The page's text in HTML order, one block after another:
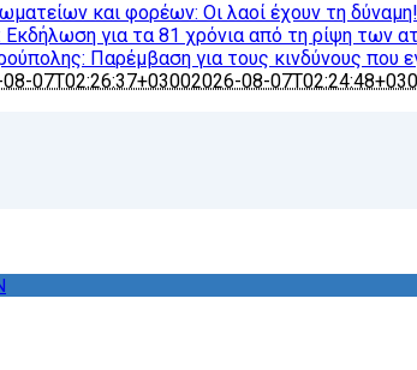
και φορέων: Οι λαοί έχουν τη
Εκδήλωση για τα 81 χρόνια από τη ρίψη των
Παρέμβαση για τους κινδύνους που
07T02:26:37+03002026-08-